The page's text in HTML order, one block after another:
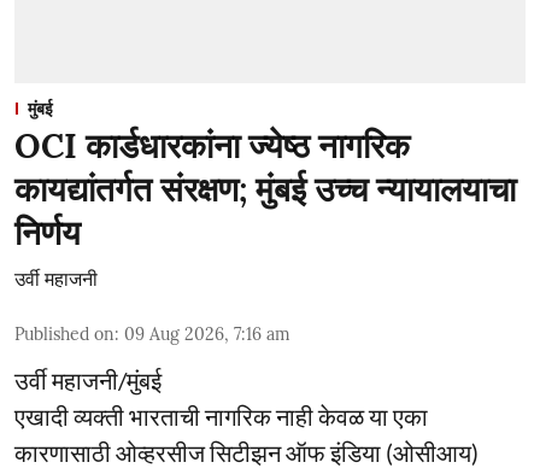
मुंबई
OCI कार्डधारकांना ज्येष्ठ नागरिक
कायद्यांतर्गत संरक्षण; मुंबई उच्च न्यायालयाचा
निर्णय
उर्वी महाजनी
Published on: 09 Aug 2026, 7:16 am
उर्वी महाजनी/मुंबई
एखादी व्यक्ती भारताची नागरिक नाही केवळ या एका
कारणासाठी ओव्हरसीज सिटीझन ऑफ इंडिया (ओसीआय)